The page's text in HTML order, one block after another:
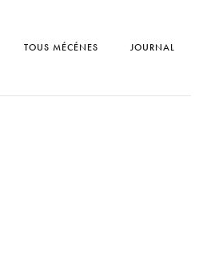
TOUS MÉCÉNES JOURNAL